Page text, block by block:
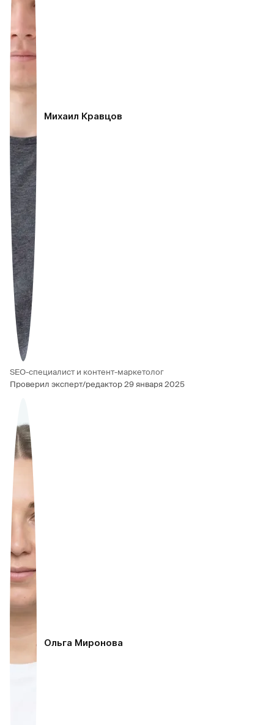
Михаил Кравцов
SEO-специалист и контент-маркетолог
Проверил эксперт/редактор29 января 2025
Ольга Миронова